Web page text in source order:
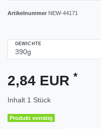
Artikelnummer NEW-44171
GEWICHTE
2,84 EUR *
Inhalt 1 Stück
Produkt vorrätig